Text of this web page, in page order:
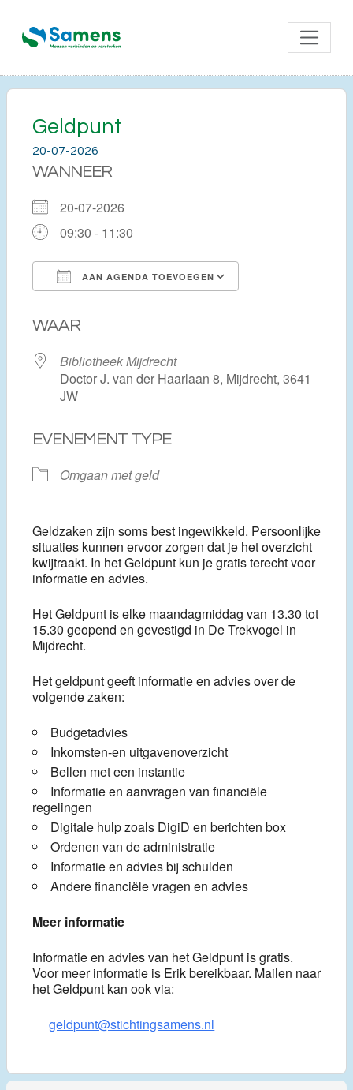
Geldpunt
20-07-2026
WANNEER
20-07-2026
09:30 - 11:30
AAN AGENDA TOEVOEGEN
WAAR
Bibliotheek Mijdrecht
Doctor J. van der Haarlaan 8, Mijdrecht, 3641
JW
EVENEMENT TYPE
Omgaan met geld
Geldzaken zijn soms best ingewikkeld. Persoonlijke
situaties kunnen ervoor zorgen dat je het overzicht
kwijtraakt. In het Geldpunt kun je gratis terecht voor
informatie en advies.
Het Geldpunt is elke maandagmiddag van 13.30 tot
15.30 geopend en gevestigd in De Trekvogel in
Mijdrecht.
Het geldpunt geeft informatie en advies over de
volgende zaken:
Budgetadvies
Inkomsten-en uitgavenoverzicht
Bellen met een instantie
Informatie en aanvragen van financiële
regelingen
Digitale hulp zoals DigiD en berichten box
Ordenen van de administratie
Informatie en advies bij schulden
Andere financiële vragen en advies
Meer informatie
Informatie en advies van het Geldpunt is gratis.
Voor meer informatie is Erik bereikbaar. Mailen naar
het Geldpunt kan ook via:
geldpunt@stichtingsamens.nl